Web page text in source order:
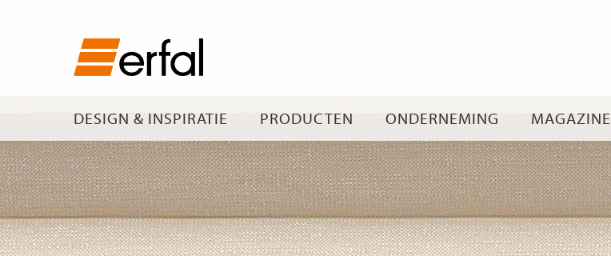
DESIGN & INSPIRATIE PRODUCTEN ONDERNEMING MAGAZINE